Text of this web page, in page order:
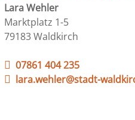
Lara Wehler
Marktplatz 1-5
79183 Waldkirch
07861 404 235
lara.wehler@stadt-